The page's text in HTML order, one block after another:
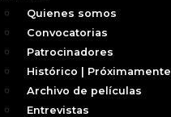
Quienes somos
Convocatorias
Patrocinadores
Histórico | Próximamente
Archivo de películas
Entrevistas